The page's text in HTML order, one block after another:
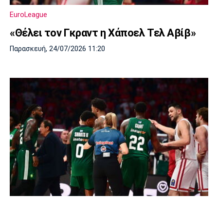
Cine Spot
Media
Παρασκήνιο
Κηφισιά Πανσερραϊκός
Μπαρτσελόνα
Ρεάλ
Μαδρίτης
Ατλέτικο
Μαδρίτης
Μάντσεστερ
Γιουνάιτεντ
Τσέλσι Άρσεναλ
EuroLeague
«Θέλει τον Γκραντ η Χάποελ Τελ Αβίβ»
Παρασκευή, 24/07/2026 11:20